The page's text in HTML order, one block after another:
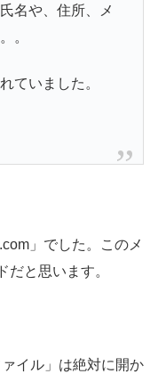
名や、住所、メ
。
ていました。
」でした。このメ
だと思います。
イル」は絶対に開か